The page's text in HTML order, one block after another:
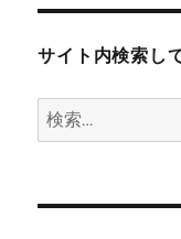
サイト内検索し
検
索: